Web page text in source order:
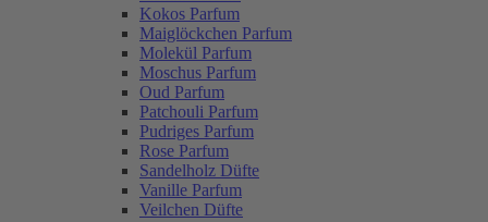
Kokos Parfum
Maiglöckchen Parfum
Molekül Parfum
Moschus Parfum
Oud Parfum
Patchouli Parfum
Pudriges Parfum
Rose Parfum
Sandelholz Düfte
Vanille Parfum
Veilchen Düfte